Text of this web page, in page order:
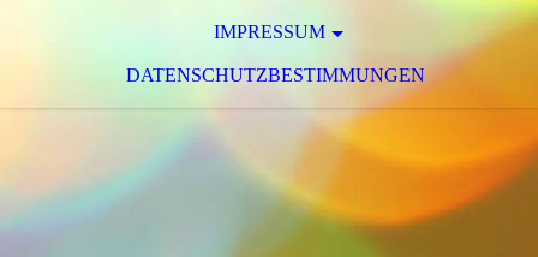
IMPRESSUM
DATENSCHUTZBESTIMMUNGEN